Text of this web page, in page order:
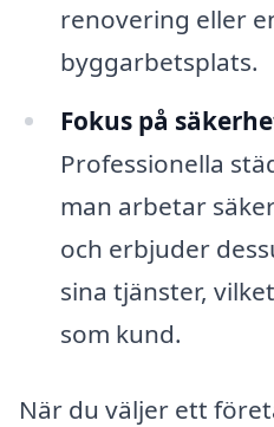
renovering eller
byggarbetsplats.
Fokus på
Professionella
man arbetar
och erbjuder
sina tjänster,
som kund.
När du väljer ett